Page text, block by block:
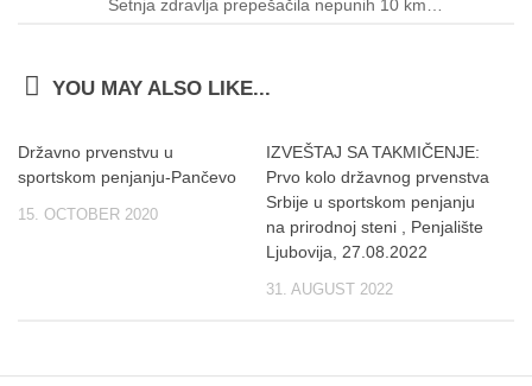
Šetnja zdravlja prepešačila nepunih 10 km…
YOU MAY ALSO LIKE...
Državno prvenstvu u
sportskom penjanju-Pančevo
15. OCTOBER 2020
IZVEŠTAJ SA TAKMIČENJE:
Prvo kolo državnog prvenstva
Srbije u sportskom penjanju
na prirodnoj steni , Penjalište
Ljubovija, 27.08.2022
31. AUGUST 2022